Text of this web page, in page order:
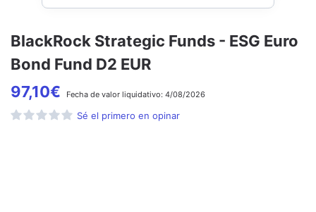
BlackRock Strategic Funds - ESG Euro
Bond Fund D2 EUR
97,10€ Fecha de valor liquidativo: 4/08/2026
Sé el primero en opinar